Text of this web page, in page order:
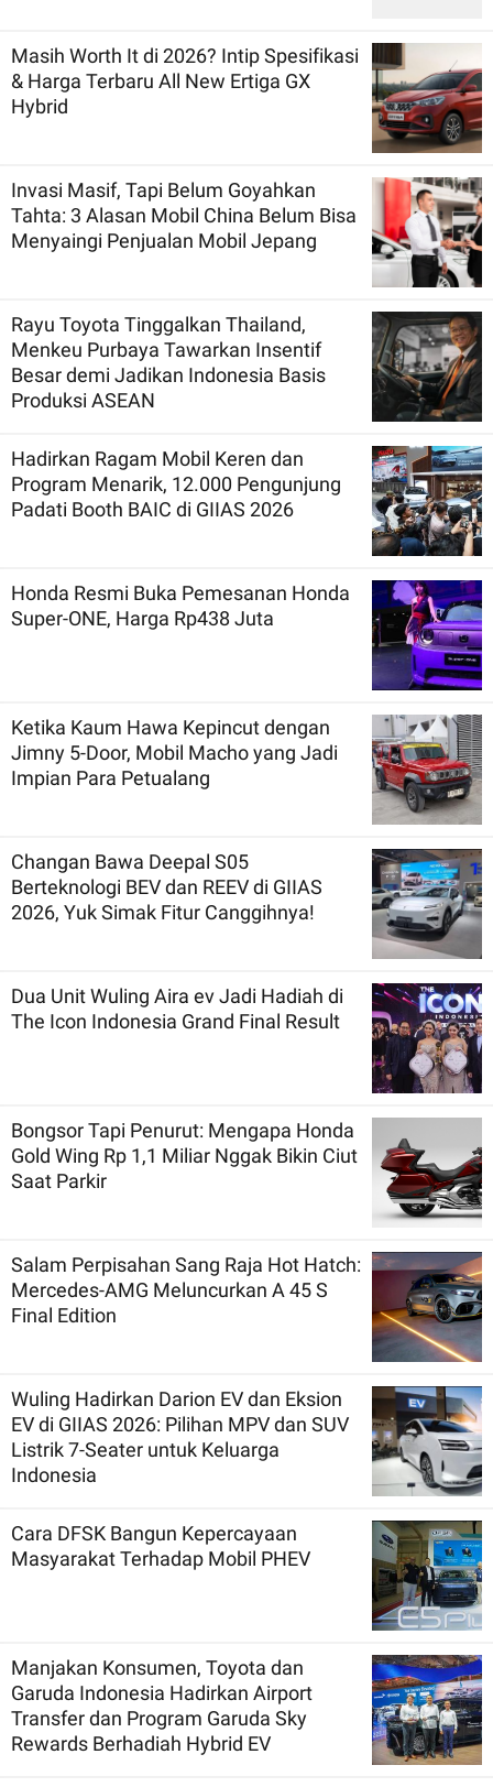
Masih Worth It di 2026? Intip Spesifikasi
& Harga Terbaru All New Ertiga GX
Hybrid
Invasi Masif, Tapi Belum Goyahkan
Tahta: 3 Alasan Mobil China Belum Bisa
Menyaingi Penjualan Mobil Jepang
Rayu Toyota Tinggalkan Thailand,
Menkeu Purbaya Tawarkan Insentif
Besar demi Jadikan Indonesia Basis
Produksi ASEAN
Hadirkan Ragam Mobil Keren dan
Program Menarik, 12.000 Pengunjung
Padati Booth BAIC di GIIAS 2026
Honda Resmi Buka Pemesanan Honda
Super-ONE, Harga Rp438 Juta
Ketika Kaum Hawa Kepincut dengan
Jimny 5-Door, Mobil Macho yang Jadi
Impian Para Petualang
Changan Bawa Deepal S05
Berteknologi BEV dan REEV di GIIAS
2026, Yuk Simak Fitur Canggihnya!
Dua Unit Wuling Aira ev Jadi Hadiah di
The Icon Indonesia Grand Final Result
Bongsor Tapi Penurut: Mengapa Honda
Gold Wing Rp 1,1 Miliar Nggak Bikin Ciut
Saat Parkir
Salam Perpisahan Sang Raja Hot Hatch:
Mercedes-AMG Meluncurkan A 45 S
Final Edition
Wuling Hadirkan Darion EV dan Eksion
EV di GIIAS 2026: Pilihan MPV dan SUV
Listrik 7-Seater untuk Keluarga
Indonesia
Cara DFSK Bangun Kepercayaan
Masyarakat Terhadap Mobil PHEV
Manjakan Konsumen, Toyota dan
Garuda Indonesia Hadirkan Airport
Transfer dan Program Garuda Sky
Rewards Berhadiah Hybrid EV